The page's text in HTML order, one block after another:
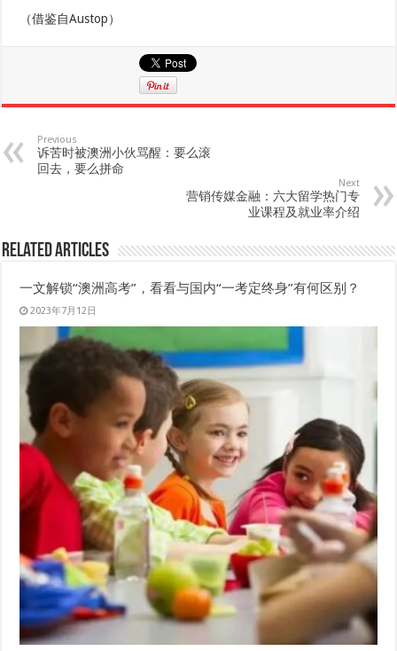
（借鉴自Austop）
Previous
诉苦时被澳洲小伙骂醒：要么滚
回去，要么拼命
Next
营销传媒金融：六大留学热门专
业课程及就业率介绍
Related Articles
一文解锁“澳洲高考”，看看与国内“一考定终身”有何区别？
2023年7月12日